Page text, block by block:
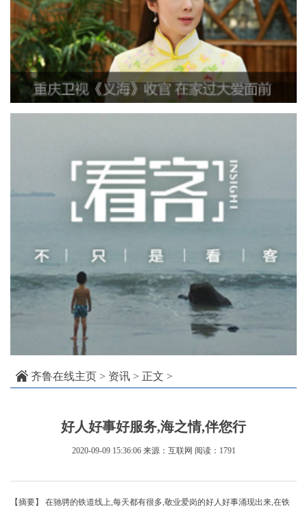
齐鲁在线主页 > 资讯 > 正文 >
好人好事好服务,海之情,伴您行
2020-09-09 15:36:06 来源：互联网 阅读：1791
【摘要】 在驰骋的铁道线上,每天都有很多,敬业爱岗的好人好事涌现出来,在铁